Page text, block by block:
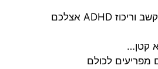
שחקנים עם הפרעות קשב וריכוז ADHD אצלכם
קטן…
מפריעים לכולם